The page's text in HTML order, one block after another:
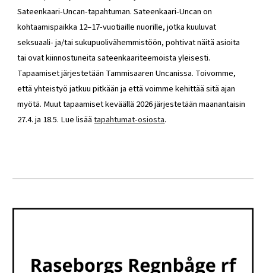
Sateenkaari-Uncan-tapahtuman. Sateenkaari-Uncan on
kohtaamispaikka 12–17-vuotiaille nuorille, jotka kuuluvat
seksuaali- ja/tai sukupuolivähemmistöön, pohtivat näitä asioita
tai ovat kiinnostuneita sateenkaariteemoista yleisesti.
Tapaamiset järjestetään Tammisaaren Uncanissa. Toivomme,
että yhteistyö jatkuu pitkään ja että voimme kehittää sitä ajan
myötä. Muut tapaamiset keväällä 2026 järjestetään maanantaisin
27.4. ja 18.5. Lue lisäätapahtumat-osiosta.